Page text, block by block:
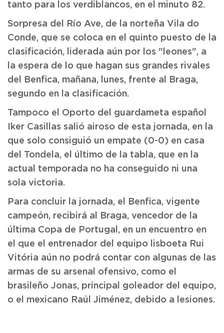
tanto para los verdiblancos, en el minuto 82.
Sorpresa del Río Ave, de la norteña Vila do
Conde, que se coloca en el quinto puesto de la
clasificación, liderada aún por los "leones", a
la espera de lo que hagan sus grandes rivales
del Benfica, mañana, lunes, frente al Braga,
segundo en la clasificación.
Tampoco el Oporto del guardameta español
Iker Casillas salió airoso de esta jornada, en la
que solo consiguió un empate (0-0) en casa
del Tondela, el último de la tabla, que en la
actual temporada no ha conseguido ni una
sola victoria.
Para concluir la jornada, el Benfica, vigente
campeón, recibirá al Braga, vencedor de la
última Copa de Portugal, en un encuentro en
el que el entrenador del equipo lisboeta Rui
Vitória aún no podrá contar con algunas de las
armas de su arsenal ofensivo, como el
brasileño Jonas, principal goleador del equipo,
o el mexicano Raúl Jiménez, debido a lesiones.